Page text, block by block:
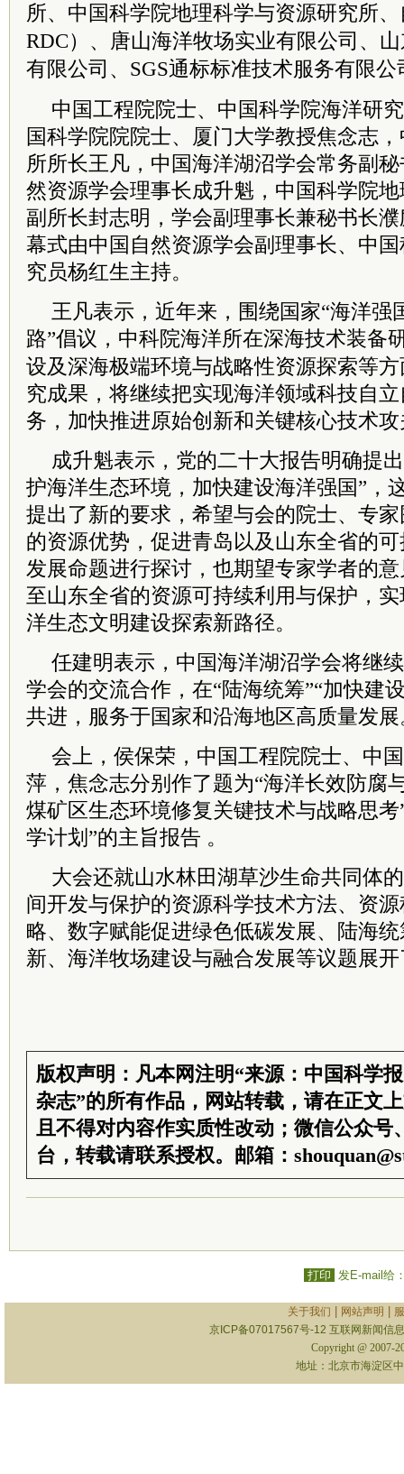
所、中国科学院地理科学与资源研究所
RDC）、唐山海洋牧场实业有限公司、
有限公司、SGS通标标准技术服务有限
中国工程院院士、中国科学院海洋研
国科学院院院士、厦门大学教授焦念志
所所长王凡，中国海洋湖沼学会常务副
然资源学会理事长成升魁，中国科学院
副所长封志明，学会副理事长兼秘书长
幕式由中国自然资源学会副理事长、中
究员杨红生主持。
王凡表示，近年来，围绕国家“海洋强
路”倡议， 中科院海洋所在深海技术装备
设及深海极端环境与战略性资源探索等
究成果， 将继续把实现海洋领域科技自
务，加快推进原始创新和关键核心技术
成升魁表示，党的二十大报告明确提
护海洋生态环境，加快建设海洋强国”，
提出了新的要求，希望与会的院士、专
的资源优势，促进青岛以及山东全省的
发展命题进行探讨，也期望专家学者的
至山东全省的资源可持续利用与保护，
洋生态文明建设探索新路径。
任建明表示，中国海洋湖沼学会将继
学会的交流合作，在“陆海统筹”“加快建
共进，服务于国家和沿海地区高质量发展
会上，侯保荣，中国工程院院士、中
萍，焦念志分别作了题为“海洋长效防腐
煤矿区生态环境修复关键技术与战略思
学计划”的主旨报告 。
大会还就山水林田湖草沙生命共同体
间开发与保护的资源科学技术方法、资
略、数字赋能促进绿色低碳发展、陆海
新、海洋牧场建设与融合发展等议题展
版权声明：凡本网注明“来源：中国科学
杂志”的所有作品，网站转载，请在正文
且不得对内容作实质性改动；微信公众号
台，转载请联系授权。邮箱：
打印 发E-mail给
关于我们 网站声明
京ICP备07017567号-12 互联网新闻信
Copyright @ 2007-
地址：北京市海淀区